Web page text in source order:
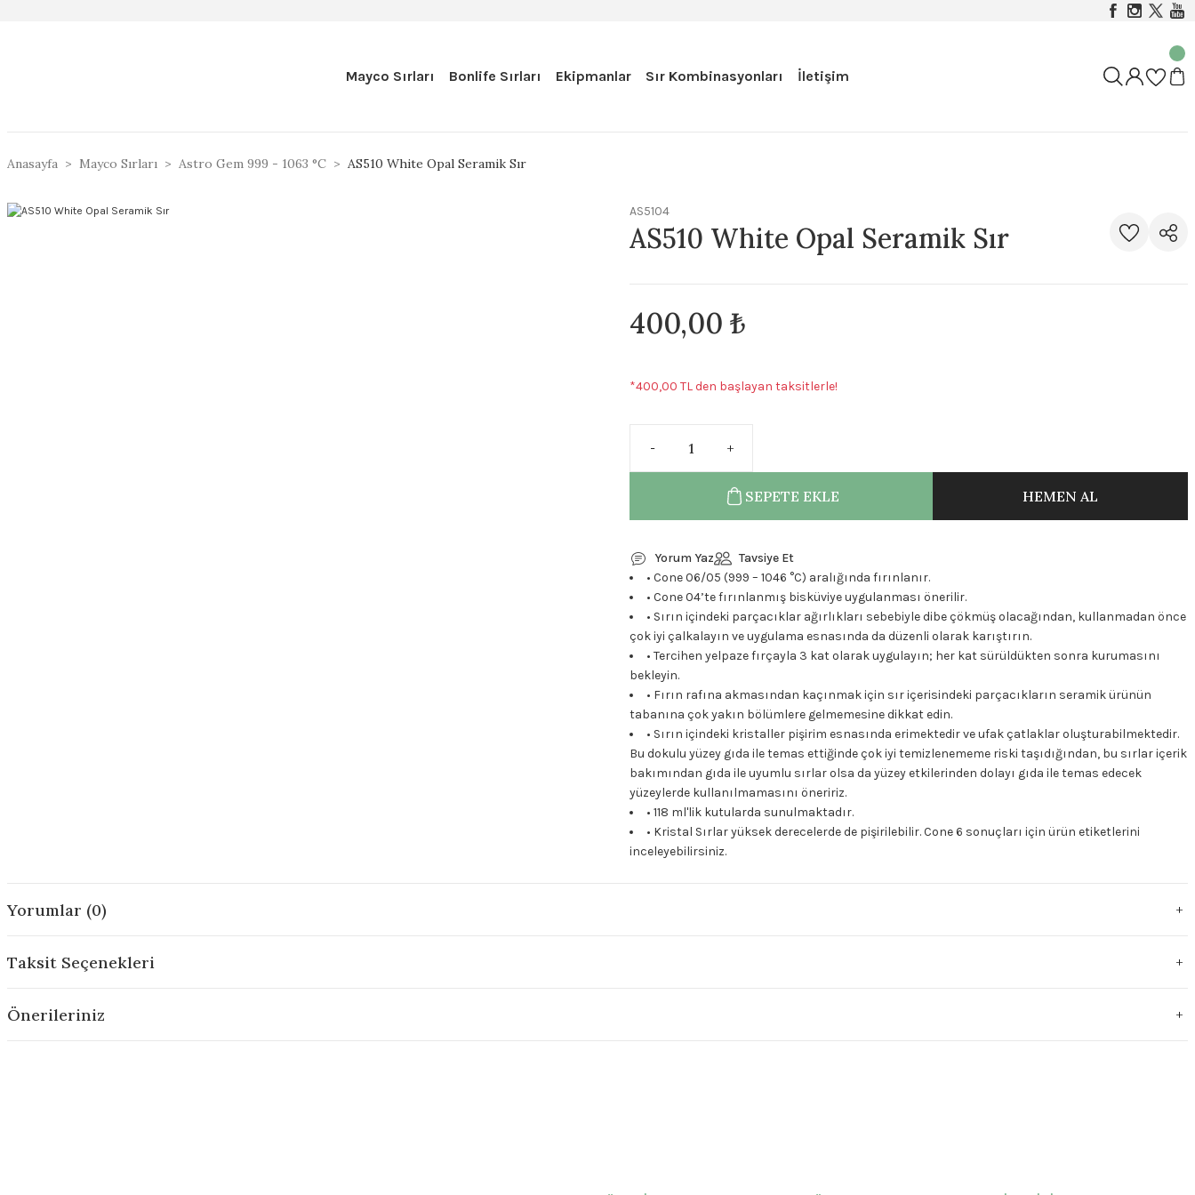
Mayco Sırları Bonlife Sırları Ekipmanlar Sır Kombinasyonları İletişim
Anasayfa Mayco Sırları Astro Gem 999 - 1063 °C AS510 White Opal Seramik Sır
AS5104
AS510 White Opal Seramik Sır
400,00 ₺
*400,00 TL den başlayan taksitlerle!
SEPETE EKLE HEMEN AL
Yorum Yaz
Tavsiye Et
• Cone 06/05 (999 – 1046 °C) aralığında fırınlanır.
• Cone 04’te fırınlanmış bisküviye uygulanması önerilir.
• Sırın içindeki parçacıklar ağırlıkları sebebiyle dibe çökmüş olacağından, kullanmadan önce
çok iyi çalkalayın ve uygulama esnasında da düzenli olarak karıştırın.
• Tercihen yelpaze fırçayla 3 kat olarak uygulayın; her kat sürüldükten sonra kurumasını
bekleyin.
• Fırın rafına akmasından kaçınmak için sır içerisindeki parçacıkların seramik ürünün
tabanına çok yakın bölümlere gelmemesine dikkat edin.
• Sırın içindeki kristaller pişirim esnasında erimektedir ve ufak çatlaklar oluşturabilmektedir.
Bu dokulu yüzey gıda ile temas ettiğinde çok iyi temizlenememe riski taşıdığından, bu sırlar içerik
bakımından gıda ile uyumlu sırlar olsa da yüzey etkilerinden dolayı gıda ile temas edecek
yüzeylerde kullanılmamasını öneririz.
• 118 ml'lik kutularda sunulmaktadır.
• Kristal Sırlar yüksek derecelerde de pişirilebilir. Cone 6 sonuçları için ürün etiketlerini
inceleyebilirsiniz.
Yorumlar (0)
Taksit Seçenekleri
Önerileriniz